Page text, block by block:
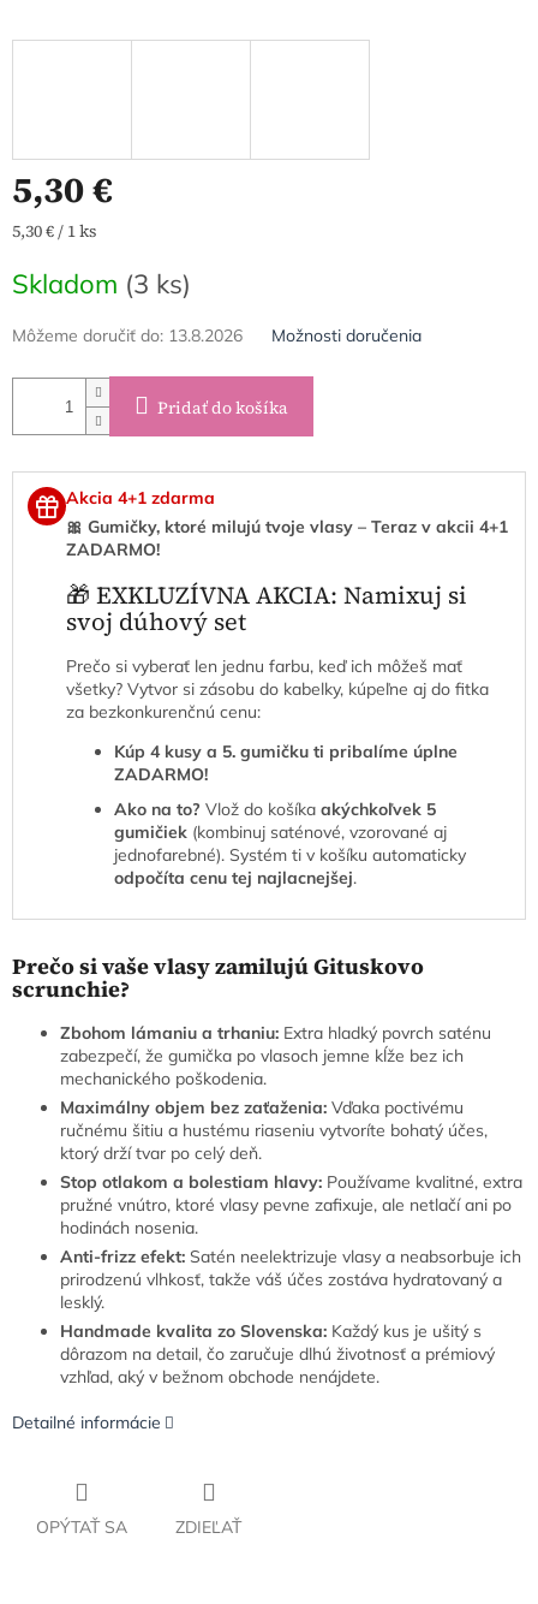
5,30 €
Jednotková
5,30 € / 1 ks
Skladom (3 ks)
Môžeme doručiť do: 13.8.2026 Možnosti doručenia
Pridať do košíka
Akcia 4+1 zdarma
🎀 Gumičky, ktoré milujú tvoje vlasy – Teraz v akcii 4+1
ZADARMO!
🎁 EXKLUZÍVNA AKCIA: Namixuj si
svoj dúhový set
Prečo si vyberať len jednu farbu, keď ich môžeš mať
všetky? Vytvor si zásobu do kabelky, kúpeľne aj do fitka
za bezkonkurenčnú cenu:
Kúp 4 kusy a 5. gumičku ti pribalíme úplne
ZADARMO!
Ako na to? Vlož do košíka akýchkoľvek 5
gumičiek (kombinuj saténové, vzorované aj
jednofarebné). Systém ti v košíku automaticky
odpočíta cenu tej najlacnejšej.
Prečo si vaše vlasy zamilujú Gituskovo
scrunchie?
Zbohom lámaniu a trhaniu: Extra hladký povrch saténu
zabezpečí, že gumička po vlasoch jemne kĺže bez ich
mechanického poškodenia.
Maximálny objem bez zaťaženia: Vďaka poctivému
ručnému šitiu a hustému riaseniu vytvoríte bohatý účes,
ktorý drží tvar po celý deň.
Stop otlakom a bolestiam hlavy: Používame kvalitné, extra
pružné vnútro, ktoré vlasy pevne zafixuje, ale netlačí ani po
hodinách nosenia.
Anti-frizz efekt: Satén neelektrizuje vlasy a neabsorbuje ich
prirodzenú vlhkosť, takže váš účes zostáva hydratovaný a
lesklý.
Handmade kvalita zo Slovenska: Každý kus je ušitý s
dôrazom na detail, čo zaručuje dlhú životnosť a prémiový
vzhľad, aký v bežnom obchode nenájdete.
Detailné informácie
OPÝTAŤ SA ZDIEĽAŤ